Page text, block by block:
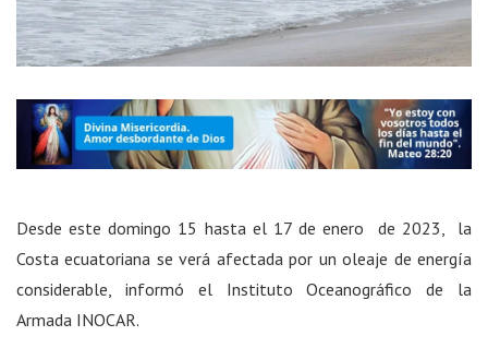
Desde este domingo 15 hasta el 17 de enero de 2023, la
Costa ecuatoriana se verá afectada por un oleaje de energía
considerable, informó el Instituto Oceanográfico de la
Armada INOCAR.